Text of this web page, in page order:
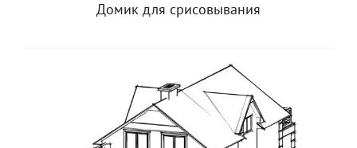
Домик для срисовывания